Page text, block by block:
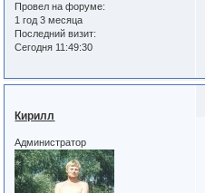
Провел на форуме:
1 год 3 месяца
Последний визит:
Сегодня 11:49:30
Кирилл
Администратор